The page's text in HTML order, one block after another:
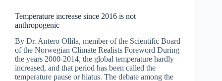
Temperature increase since 2016 is not
anthropogenic
By Dr. Antero Ollila, member of the Scientific Board
of the Norwegian Climate Realists Foreword During
the years 2000-2014, the global temperature hardly
increased, and that period has been called the
temperature pause or hiatus. The debate among the